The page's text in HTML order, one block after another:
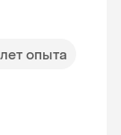
лет опыта